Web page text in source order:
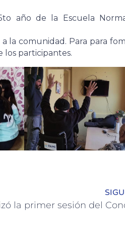
año de la Escuela
la comunidad. Para para
los participantes.